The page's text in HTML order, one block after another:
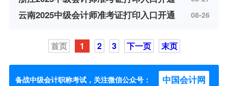
云南2025中级会计师准考证打印入口开通 08-26
首页 1 2 3 下一页 末页
备战中级会计职称考试，关注微信公众号： 中国会计网